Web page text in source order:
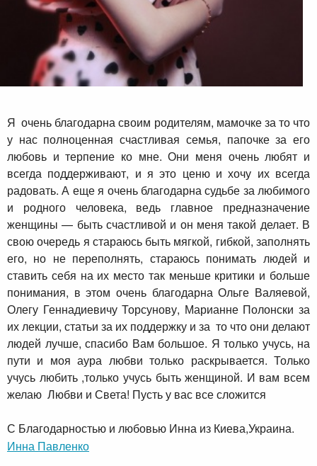
Я очень благодарна своим родителям, мамочке за то что
у нас полноценная счастливая семья, папочке за его
любовь и терпение ко мне. Они меня очень любят и
всегда поддерживают, и я это ценю и хочу их всегда
радовать. А еще я очень благодарна судьбе за любимого
и родного человека, ведь главное предназначение
женщины — быть счастливой и он меня такой делает. В
свою очередь я стараюсь быть мягкой, гибкой, заполнять
его, но не переполнять, стараюсь понимать людей и
ставить себя на их место так меньше критики и больше
понимания, в этом очень благодарна Ольге Валяевой,
Олегу Геннадиевичу Торсунову, Марианне Полонски за
их лекции, статьи за их поддержку и за то что они делают
людей лучше, спасибо Вам большое. Я только учусь, на
пути и моя аура любви только раскрывается. Только
учусь любить ,только учусь быть женщиной. И вам всем
желаю Любви и Света! Пусть у вас все сложится
С Благодарностью и любовью Инна из Киева,Украина.
Инна Павленко